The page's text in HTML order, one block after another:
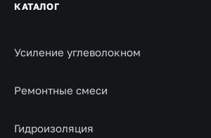
КАТАЛОГ
Усиление углеволокном
Ремонтные смеси
Гидроизоляция